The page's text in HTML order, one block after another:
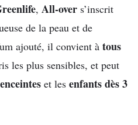
, All-over s’inscrit
de la peau et de
ajouté, il convient à tous
les plus sensibles, et peut
et les enfants dès 3